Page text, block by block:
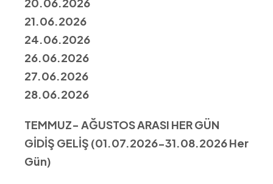
20.06.2026
21.06.2026
24.06.2026
26.06.2026
27.06.2026
28.06.2026
TEMMUZ- AĞUSTOS ARASI HER GÜN
GİDİŞ GELİŞ (01.07.2026-31.08.2026 Her
Gün)